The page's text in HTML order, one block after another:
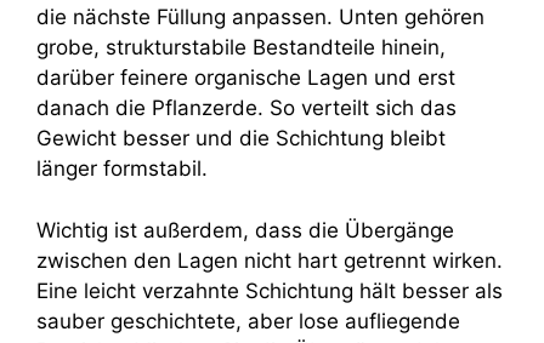
die nächste Füllung anpassen. Unten gehören
grobe, strukturstabile Bestandteile hinein,
darüber feinere organische Lagen und erst
danach die Pflanzerde. So verteilt sich das
Gewicht besser und die Schichtung bleibt
länger formstabil.
Wichtig ist außerdem, dass die Übergänge
zwischen den Lagen nicht hart getrennt wirken.
Eine leicht verzahnte Schichtung hält besser als
sauber geschichtete, aber lose aufliegende